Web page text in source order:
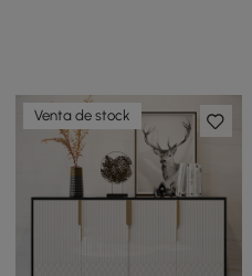
Venta de stock